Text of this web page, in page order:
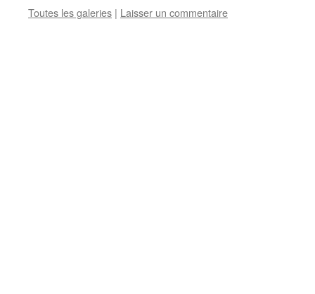
Toutes les galeries | Laisser un commentaire